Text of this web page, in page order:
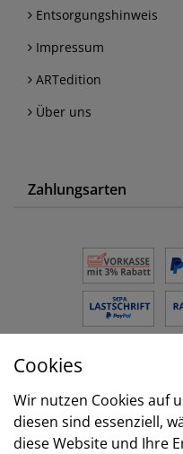
Entsorgungshinweis
Impressum
ARTedition
Über uns
Zahlungsarten
Versand
Cookies
Wir nutzen Cookies auf
diesen sind essenziell,
diese Website und Ihre